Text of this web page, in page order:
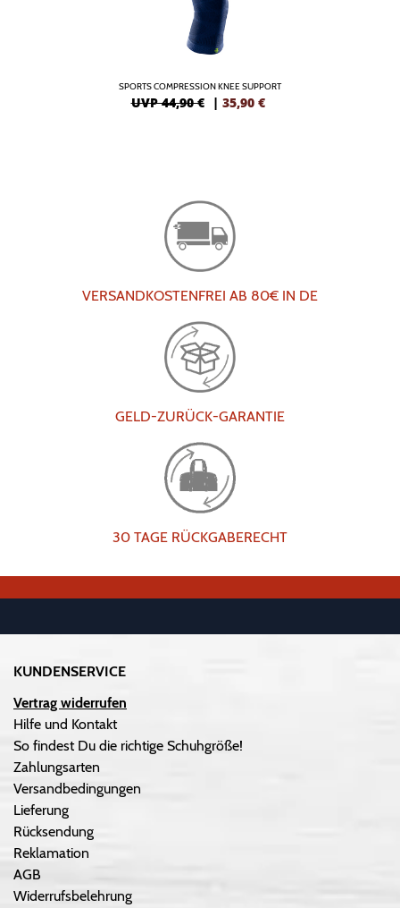
SPORTS COMPRESSION KNEE SUPPORT
UVP 44,90 € | 35,90 €
VERSANDKOSTENFREI AB 80€ IN DE
GELD-ZURÜCK-GARANTIE
30 TAGE RÜCKGABERECHT
KUNDENSERVICE
Vertrag widerrufen
Hilfe und Kontakt
So findest Du die richtige Schuhgröße!
Zahlungsarten
Versandbedingungen
Lieferung
Rücksendung
Reklamation
AGB
Widerrufsbelehrung